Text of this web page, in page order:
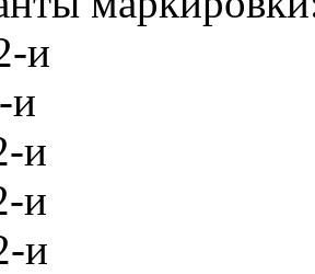
и
и
и
и
и